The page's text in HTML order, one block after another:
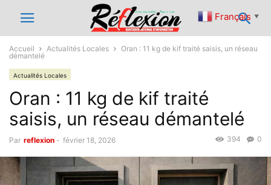
Accueil Actualités Locales
Oran : 11 kg de kif traité saisis, un réseau
démantelé
Actualités Locales
Oran : 11 kg de kif traité
saisis, un réseau démantelé
Par reflexion - février 18, 2026 0
394
Français ▼